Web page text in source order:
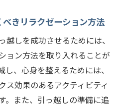
きリラクゼーション方法
しを成功させるためには、
ョン方法を取り入れることが
、心身を整えるためには、
ス効果のあるアクティビティ
。また、引っ越しの準備に追